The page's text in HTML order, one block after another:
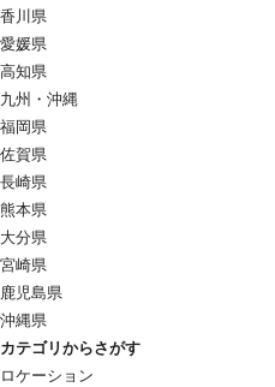
香川県
愛媛県
高知県
九州・沖縄
福岡県
佐賀県
長崎県
熊本県
大分県
宮崎県
鹿児島県
沖縄県
カテゴリからさがす
ロケーション